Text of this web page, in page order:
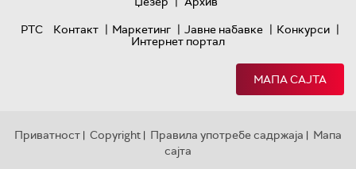
РТС
Контакт | Маркетинг | Јавне набавке | Конкурси |
Интернет портал
МАПА САЈТА
Приватност | Copyright | Правила употребе садржаја | Мапа
сајта